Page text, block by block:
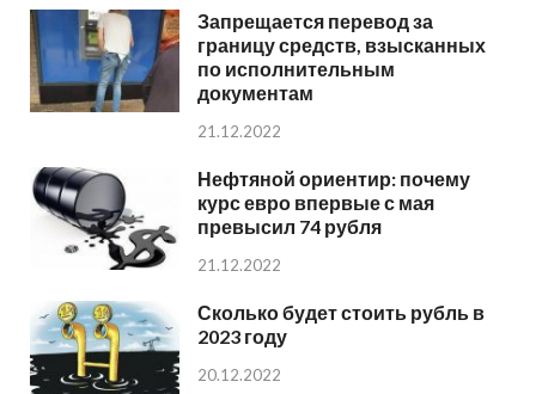
Запрещается перевод за
границу средств, взысканных
по исполнительным
документам
21.12.2022
Нефтяной ориентир: почему
курс евро впервые с мая
превысил 74 рубля
21.12.2022
Сколько будет стоить рубль в
2023 году
20.12.2022